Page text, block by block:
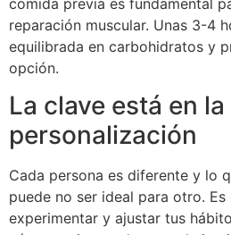
reparación muscular. Unas 3-4
equilibrada en carbohidratos y
opción.
La clave está en la
personalización
Cada persona es diferente y lo
puede no ser ideal para otro.
experimentar y ajustar tus